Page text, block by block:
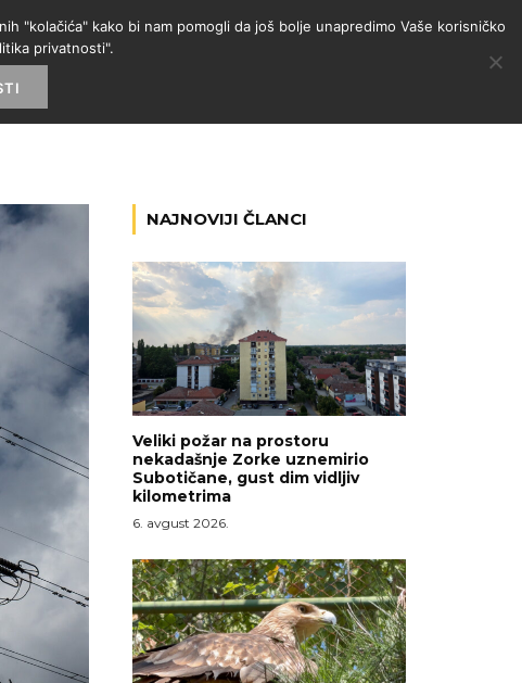
NAJNOVIJI ČLANCI
Veliki požar na prostoru
nekadašnje Zorke uznemirio
Subotičane, gust dim vidljiv
kilometrima
6. avgust 2026.
"kolačića" kako bi nam pomogli da još bolje unapredimo Vaše korisničko
privatnosti".